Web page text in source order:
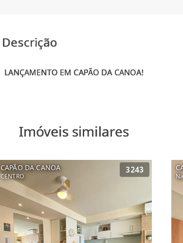
Descrição
LANÇAMENTO EM CAPÃO DA CANOA!
Imóveis similares
CAPÃO DA CANOA
CENTRO
3243